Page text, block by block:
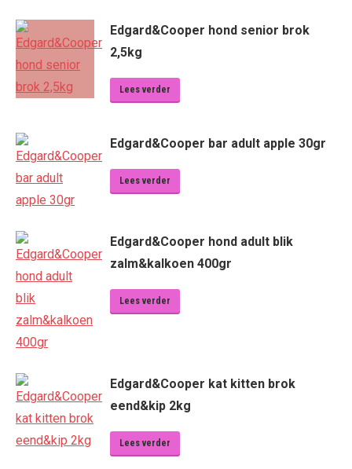
Edgard&Cooper hond senior brok
2,5kg
Lees verder
Edgard&Cooper bar adult apple 30gr
Lees verder
Edgard&Cooper hond adult blik
zalm&kalkoen 400gr
Lees verder
Edgard&Cooper kat kitten brok
eend&kip 2kg
Lees verder